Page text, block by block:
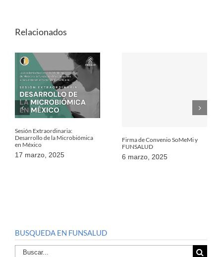
Relacionados
Sesión Extraordinaria:
Desarrollo de la Microbiómica
en México
17 marzo, 2025
Firma de Convenio SoMeMi y
FUNSALUD
6 marzo, 2025
BUSQUEDA EN FUNSALUD
Buscar